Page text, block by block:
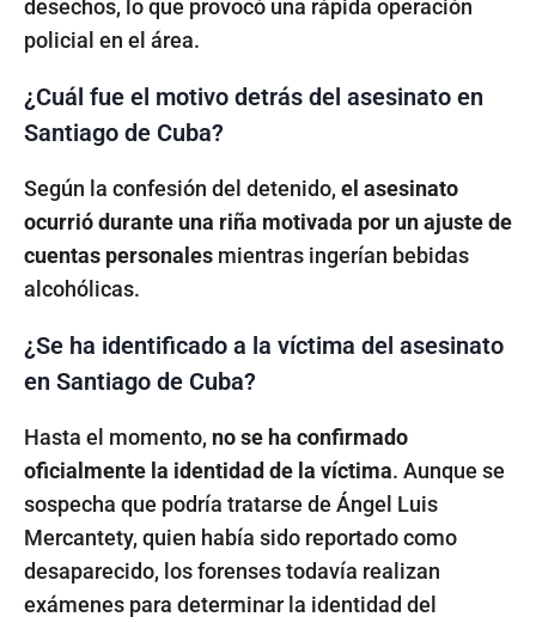
desechos, lo que provocó una rápida operación
policial en el área.
¿Cuál fue el motivo detrás del asesinato en
Santiago de Cuba?
Según la confesión del detenido, el asesinato
ocurrió durante una riña motivada por un ajuste de
cuentas personales mientras ingerían bebidas
alcohólicas.
¿Se ha identificado a la víctima del asesinato
en Santiago de Cuba?
Hasta el momento, no se ha confirmado
oficialmente la identidad de la víctima. Aunque se
sospecha que podría tratarse de Ángel Luis
Mercantety, quien había sido reportado como
desaparecido, los forenses todavía realizan
exámenes para determinar la identidad del